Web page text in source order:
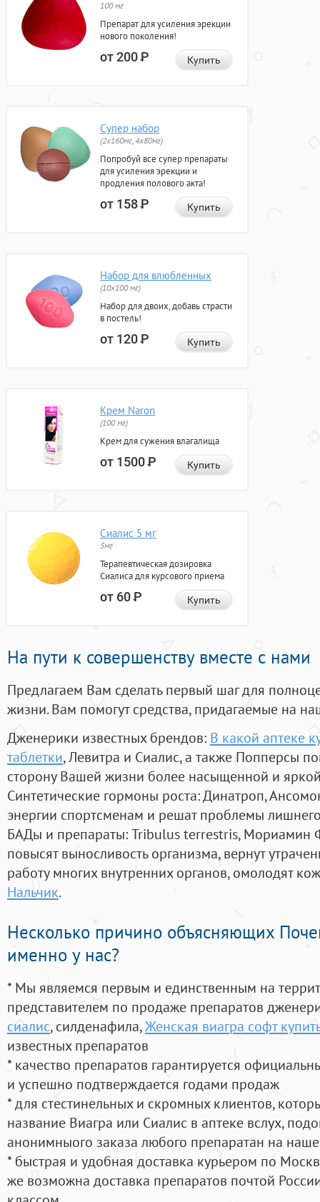
100 мг
Препарат для усиления эрекции
нового поколения!
от 200Р Купить
Супер набор
(2х160мг, 4х80мг)
Попробуй все супер препараты
для усиления эрекции и
продления полового акта!
от 158Р Купить
Набор для влюбленных
(10х100 мг)
Набор для двоих, добавь страсти
в постель!
от 120Р Купить
Крем Naron
(100 мг)
Крем для сужения влагалища
от 1500Р Купить
Сиалис 5 мг
5мг
Терапевтическая дозировка
Сиалиса для курсового приема
от 60Р Купить
На пути к совершенству вместе с нами
Предлагаем Вам сделать первый шаг для
жизни. Вам помогут средства, придагаемые на
Дженерики известных брендов: В какой аптеке
таблетки, Левитра и Сиалис, а также Попперсы
сторону Вашей жизни более насыщенной и
Синтетические гормоны роста: Динатроп,
энергии спортсменам и решат проблемы
БАДы и препараты:Tribulus terrestris, Мориамин
повысят выносливость организма, вернут
работу многих внутренних органов, омолодят
Нальчик.
Несколько причино объясняющих
именно у нас?
* Мы являемся первым и единственным на
представителем по продаже препаратов
сиалис, силденафила,Женская виагра софт
известных препаратов
* качество препаратов гарантируется
и успешно подтверждается годами продаж
* для стестинельных и скромных клиентов,
название Виагра или Сиалис в аптеке вслух,
анонимныого заказа любого препаратан на
* быстрая и удобная доставка курьером по
же возможна доставка препаратов почтой